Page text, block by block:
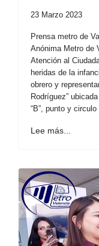
23 Marzo 2023
Prensa metro de
Anónima Metro de
Atención al
heridas de la
obrero y
Rodríguez”
“B”, punto y
Lee más...